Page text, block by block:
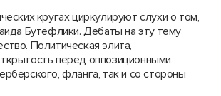
кругах циркулируют слухи о том,
Бутефлики. Дебаты на эту тему
Политическая элита,
перед оппозиционными
фланга, так и со стороны